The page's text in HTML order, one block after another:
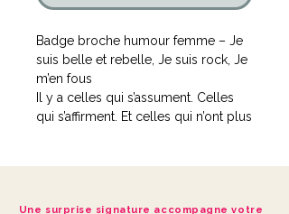
Badge broche humour femme – Je
suis belle et rebelle, Je suis rock, Je
m’en fous
Il y a celles qui s’assument. Celles
qui s’affirment. Et celles qui n’ont plus
Une surprise signature accompagne votre